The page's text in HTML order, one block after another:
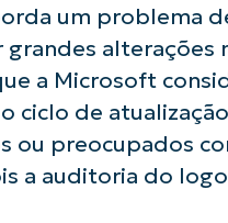
um problema
alterações
a Microsoft
ciclo de
ou preocupados
a auditoria do